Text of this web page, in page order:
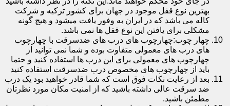
بهترین نوع قفل موجود در جهان برای کشور ترکیه و شرکت
کاله می باشد که در ایران به وفور یافت میشود و هیچ گونه
مشکلی برای یافتن این نوع قفل ها نمی باشد.
چهار چوب:چهارچوب های درب های ضدسرقت با چهارچوب
های درب های معمولی متفاوت بوده و شما نمی توانید از
چهارچوب های معمولی برای این درب ها استفاده کنید و حتما
باید از چهارچوب های مخصوص درب ضدسرقت استفاده کنید
بعد از رعایت نکات فوق است که شما قادر خواهید بود یک درب
ضد سرقت عالی داشته باشید که از امنیت مکان مورد نظرتان
مطمئن باشید.